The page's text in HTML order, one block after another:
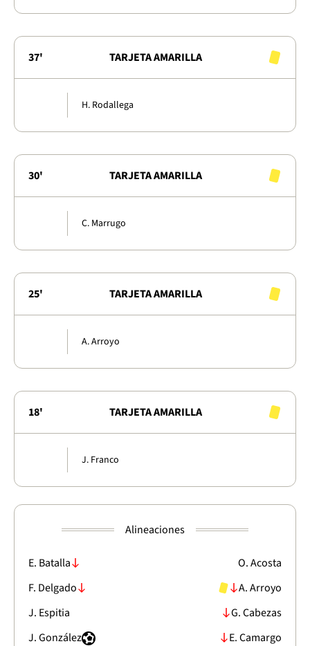
37' TARJETA AMARILLA
H. Rodallega
30' TARJETA AMARILLA
C. Marrugo
25' TARJETA AMARILLA
A. Arroyo
18' TARJETA AMARILLA
J. Franco
Alineaciones
E. Batalla
F. Delgado
J. Espitia
J. González
O. Acosta
A. Arroyo
G. Cabezas
E. Camargo